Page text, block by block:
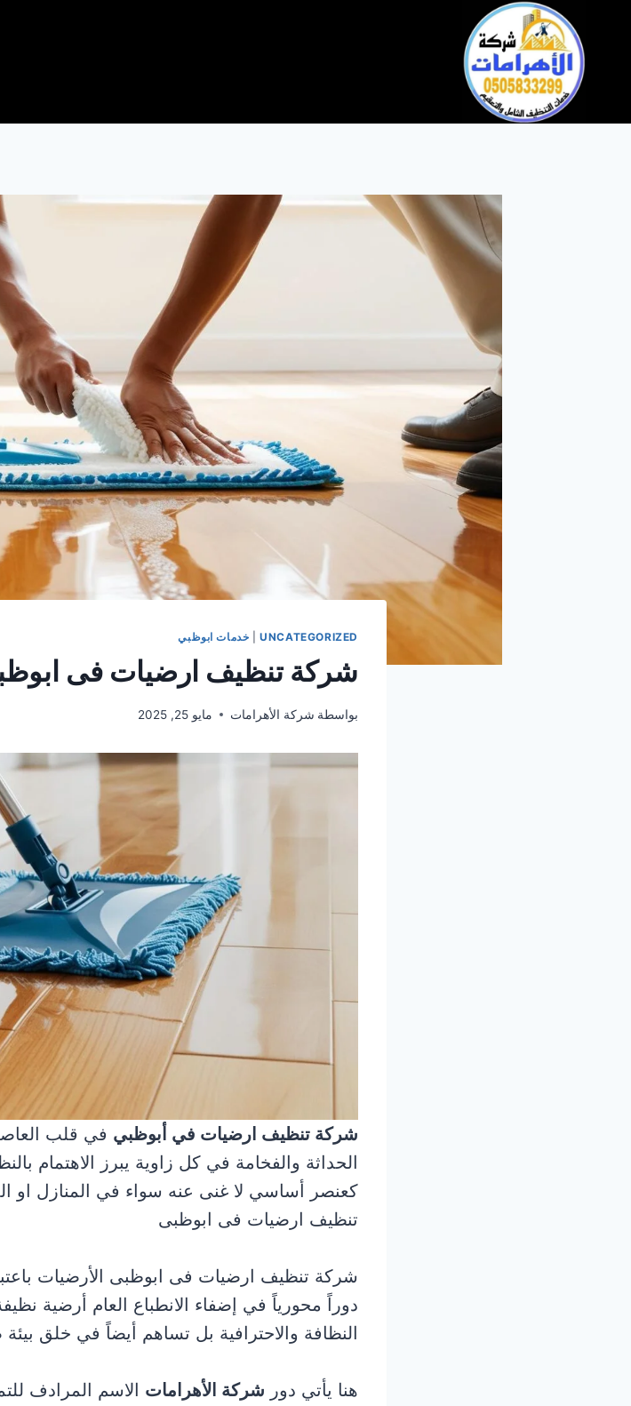
المحتوى
UNCATEGORIZED
| خدمات ابوظبي
شركة تنظيف ارضيات فى
بواسطة شركة الأهرامات مايو 25, 2025
شركة تنظيف ارضيات في أبوظبي في قلب
الحداثة والفخامة في كل زاوية يبرز الاهتمام
كعنصر أساسي لا غنى عنه سواء في المنازل او
تنظيف ارضيات فى ابوظبى
شركة تنظيف ارضيات فى ابوظبى الأرضيات
دوراً محورياً في إضفاء الانطباع العام أرضية
النظافة والاحترافية بل تساهم أيضاً في خلق
هنا يأتي دور شركة الأهرامات الاسم المرادف